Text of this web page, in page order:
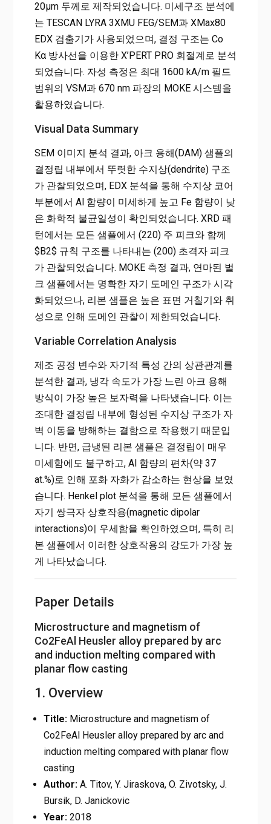
20μm 두께로 제작되었습니다. 미세구조 분석에
는 TESCAN LYRA 3XMU FEG/SEM과 XMax80
EDX 검출기가 사용되었으며, 결정 구조는 Co
Kα 방사선을 이용한 X’PERT PRO 회절계로 분석
되었습니다. 자성 측정은 최대 1600 kA/m 필드
범위의 VSM과 670 nm 파장의 MOKE 시스템을
활용하였습니다.
Visual Data Summary
SEM 이미지 분석 결과, 아크 용해(DAM) 샘플의
결정립 내부에서 뚜렷한 수지상(dendrite) 구조
가 관찰되었으며, EDX 분석을 통해 수지상 코어
부분에서 Al 함량이 미세하게 높고 Fe 함량이 낮
은 화학적 불균일성이 확인되었습니다. XRD 패
턴에서는 모든 샘플에서 (220) 주 피크와 함께
$B2$ 규칙 구조를 나타내는 (200) 초격자 피크
가 관찰되었습니다. MOKE 측정 결과, 연마된 벌
크 샘플에서는 명확한 자기 도메인 구조가 시각
화되었으나, 리본 샘플은 높은 표면 거칠기와 취
성으로 인해 도메인 관찰이 제한되었습니다.
Variable Correlation Analysis
제조 공정 변수와 자기적 특성 간의 상관관계를
분석한 결과, 냉각 속도가 가장 느린 아크 용해
방식이 가장 높은 보자력을 나타냈습니다. 이는
조대한 결정립 내부에 형성된 수지상 구조가 자
벽 이동을 방해하는 결함으로 작용했기 때문입
니다. 반면, 급냉된 리본 샘플은 결정립이 매우
미세함에도 불구하고, Al 함량의 편차(약 37
at.%)로 인해 포화 자화가 감소하는 현상을 보였
습니다. Henkel plot 분석을 통해 모든 샘플에서
자기 쌍극자 상호작용(magnetic dipolar
interactions)이 우세함을 확인하였으며, 특히 리
본 샘플에서 이러한 상호작용의 강도가 가장 높
게 나타났습니다.
Paper Details
Microstructure and magnetism of
Co2FeAl Heusler alloy prepared by arc
and induction melting compared with
planar flow casting
1. Overview
Title:Microstructure and magnetism of
Co2FeAl Heusler alloy prepared by arc and
induction melting compared with planar flow
casting
Author:A. Titov, Y. Jiraskova, O. Zivotsky, J.
Bursik, D. Janickovic
Year:2018